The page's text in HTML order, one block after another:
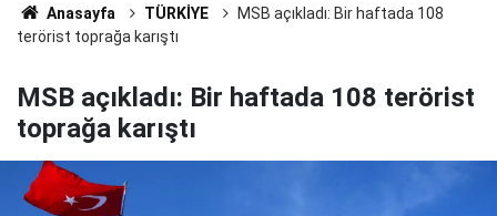
Anasayfa TÜRKİYE
MSB açıkladı: Bir haftada 108
terörist toprağa karıştı
MSB açıkladı: Bir haftada 108 terörist
toprağa karıştı